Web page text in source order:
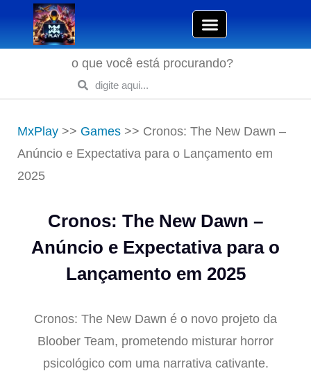
o que você está procurando?
MxPlay >> Games >> Cronos: The New Dawn –
Anúncio e Expectativa para o Lançamento em
2025
Cronos: The New Dawn –
Anúncio e Expectativa para o
Lançamento em 2025
Cronos: The New Dawn é o novo projeto da
Bloober Team, prometendo misturar horror
psicológico com uma narrativa cativante.